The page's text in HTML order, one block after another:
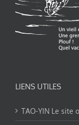
LIENS UTILES
TAO-YIN Le site